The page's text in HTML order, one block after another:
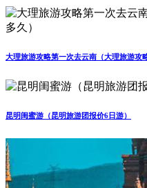
大理旅游攻略第一次去云南（大理旅游攻
昆明闺蜜游（昆明旅游团报价6日游）